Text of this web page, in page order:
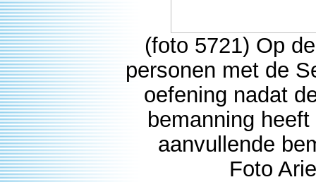
(foto 5721) Op
personen met de
oefening nadat
bemanning
aanvullende
Foto